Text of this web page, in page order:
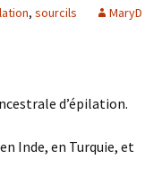
, sourcils MaryD
d’épilation.
Inde, en Turquie, et